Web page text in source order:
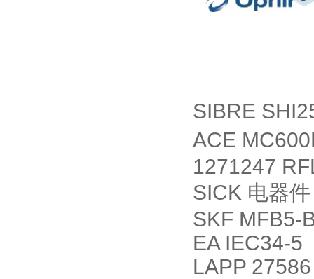
SIBRE
ACE
1271247
SICK 电器件
SKF MFB5-
EA IEC34-5
LAPP 27586